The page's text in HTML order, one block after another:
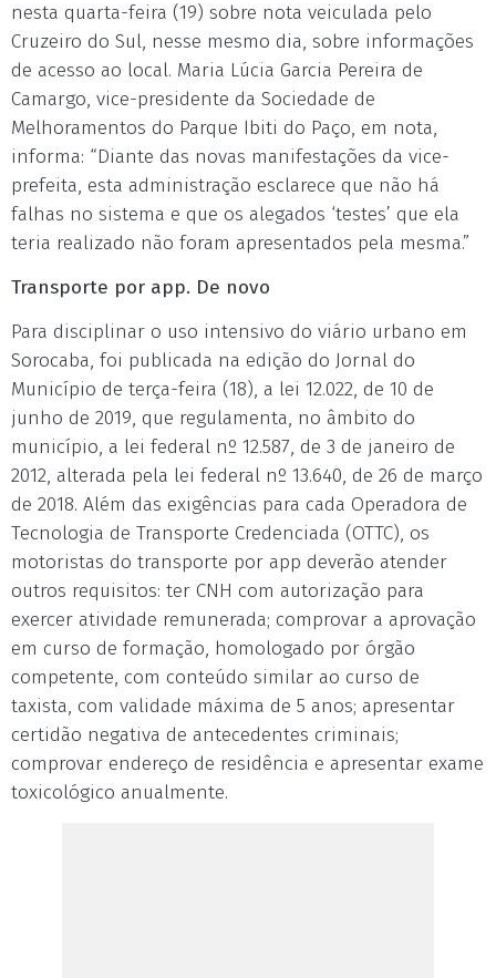
nesta quarta-feira (19) sobre nota veiculada pelo
Cruzeiro do Sul, nesse mesmo dia, sobre informações
de acesso ao local. Maria Lúcia Garcia Pereira de
Camargo, vice-presidente da Sociedade de
Melhoramentos do Parque Ibiti do Paço, em nota,
informa: “Diante das novas manifestações da vice-
prefeita, esta administração esclarece que não há
falhas no sistema e que os alegados ‘testes’ que ela
teria realizado não foram apresentados pela mesma.”
Transporte por app. De novo
Para disciplinar o uso intensivo do viário urbano em
Sorocaba, foi publicada na edição do Jornal do
Município de terça-feira (18), a lei 12.022, de 10 de
junho de 2019, que regulamenta, no âmbito do
município, a lei federal nº 12.587, de 3 de janeiro de
2012, alterada pela lei federal nº 13.640, de 26 de março
de 2018. Além das exigências para cada Operadora de
Tecnologia de Transporte Credenciada (OTTC), os
motoristas do transporte por app deverão atender
outros requisitos: ter CNH com autorização para
exercer atividade remunerada; comprovar a aprovação
em curso de formação, homologado por órgão
competente, com conteúdo similar ao curso de
taxista, com validade máxima de 5 anos; apresentar
certidão negativa de antecedentes criminais;
comprovar endereço de residência e apresentar exame
toxicológico anualmente.